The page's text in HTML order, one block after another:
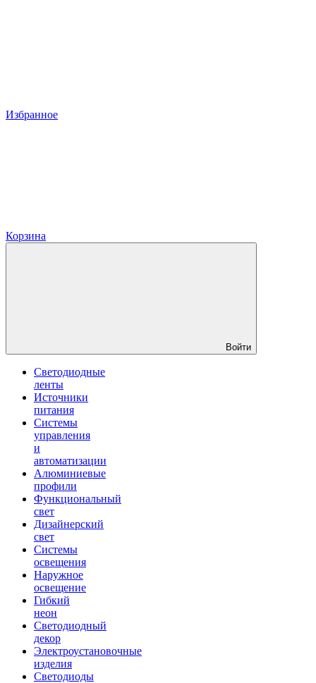
Избранное
Корзина
Войти
Светодиодные
ленты
Источники
питания
Системы
управления
и
автоматизации
Алюминиевые
профили
Функциональный
свет
Дизайнерский
свет
Системы
освещения
Наружное
освещение
Гибкий
неон
Светодиодный
декор
Электроустановочные
изделия
Светодиоды